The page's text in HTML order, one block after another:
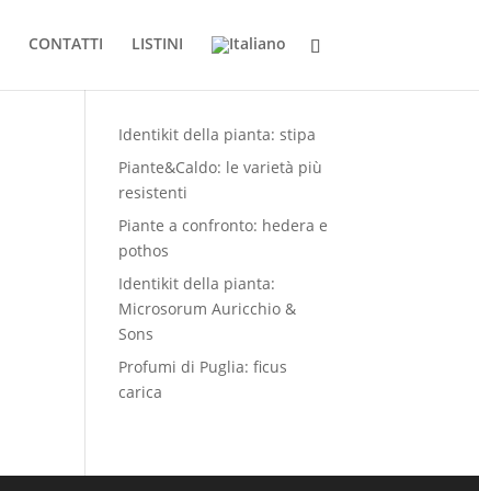
CONTATTI LISTINI
Identikit della pianta: stipa
Piante&Caldo: le varietà più
resistenti
Piante a confronto: hedera e
pothos
Identikit della pianta:
Microsorum Auricchio &
Sons
Profumi di Puglia: ficus
carica